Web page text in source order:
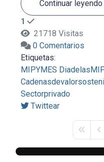
Continuar leyendo
1
21718 Visitas
0 Comentarios
Etiquetas:
MIPYMES
Sectorprivado
Twittear
First Page